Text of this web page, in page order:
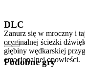
Zanurz się w mroczny i
oryginalnej ścieżki
głębiny wędkarskiej
emocjonalnej opowieści.
DLC
Podobne gry